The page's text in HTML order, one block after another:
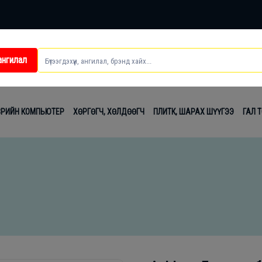
КОМПЬЮТЕР ХӨРГӨГЧ, ХӨЛДӨӨГЧ ПЛИТК, ШАРАХ ШҮҮГЭЭ ГАЛ